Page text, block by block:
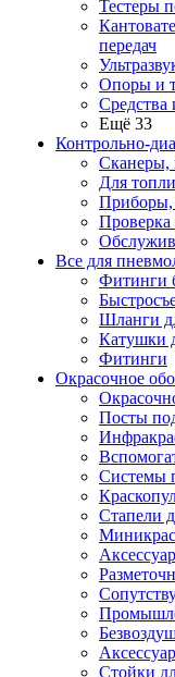
Тестеры
передач
Опоры и
Средства
Ещё 33
Контрольно-
Сканеры,
Для
Приборы,
Проверка
Все для
Фитинги
Шланги
Катушки
Фитинги
Окрасочное
Посты
Системы
Стапели
Стойки